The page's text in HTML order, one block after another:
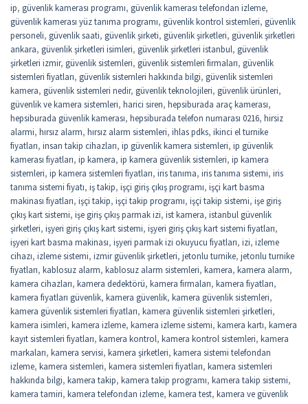
ip, güvenlik kamerası programı, güvenlik kamerası telefondan izleme,
güvenlik kamerası yüz tanıma programı, güvenlik kontrol sistemleri, güvenlik
personeli, güvenlik saati, güvenlik şirketi, güvenlik şirketleri, güvenlik şirketleri
ankara, güvenlik şirketleri isimleri, güvenlik şirketleri istanbul, güvenlik
şirketleri izmir, güvenlik sistemleri, güvenlik sistemleri firmaları, güvenlik
sistemleri fiyatları, güvenlik sistemleri hakkında bilgi, güvenlik sistemleri
kamera, güvenlik sistemleri nedir, güvenlik teknolojileri, güvenlik ürünleri,
güvenlik ve kamera sistemleri, harici siren, hepsiburada araç kamerası,
hepsiburada güvenlik kamerası, hepsiburada telefon numarası 0216, hirsiz
alarmi, hırsız alarm, hırsız alarm sistemleri, ihlas pdks, ikinci el turnike
fiyatları, insan takip cihazları, ip güvenlik kamera sistemleri, ip güvenlik
kamerası fiyatları, ip kamera, ip kamera güvenlik sistemleri, ip kamera
sistemleri, ip kamera sistemleri fiyatları, iris tanıma, iris tanıma sistemi, iris
tanıma sistemi fiyatı, iş takip, işçi giriş çıkış programı, işçi kart basma
makinası fiyatları, işçi takip, işçi takip programı, işçi takip sistemi, işe giriş
çıkış kart sistemi, işe giriş çıkış parmak izi, ist kamera, istanbul güvenlik
şirketleri, işyeri giriş çıkış kart sistemi, işyeri giriş çıkış kart sistemi fiyatları,
işyeri kart basma makinası, işyeri parmak izi okuyucu fiyatları, izi, izleme
cihazı, izleme sistemi, izmir güvenlik şirketleri, jetonlu turnike, jetonlu turnike
fiyatları, kablosuz alarm, kablosuz alarm sistemleri, kamera, kamera alarm,
kamera cihazları, kamera dedektörü, kamera firmaları, kamera fiyatları,
kamera fiyatları güvenlik, kamera güvenlik, kamera güvenlik sistemleri,
kamera güvenlik sistemleri fiyatları, kamera güvenlik sistemleri şirketleri,
kamera isimleri, kamera izleme, kamera izleme sistemi, kamera kartı, kamera
kayıt sistemleri fiyatları, kamera kontrol, kamera kontrol sistemleri, kamera
markaları, kamera servisi, kamera şirketleri, kamera sistemi telefondan
izleme, kamera sistemleri, kamera sistemleri fiyatları, kamera sistemleri
hakkında bilgi, kamera takip, kamera takip programı, kamera takip sistemi,
kamera tamiri, kamera telefondan izleme, kamera test, kamera ve güvenlik